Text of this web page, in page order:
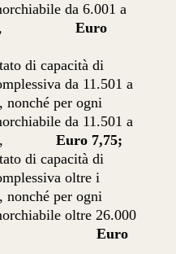
da 6.001 a
Euro
di capacità di
da 11.501 a
nonché per ogni
da 11.501 a
Euro 7,75;
di capacità di
oltre i
nonché per ogni
oltre 26.000
Euro